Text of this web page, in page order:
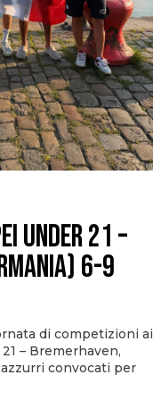
Under 21 –
6-9
di competizioni ai
– Bremerhaven,
convocati per